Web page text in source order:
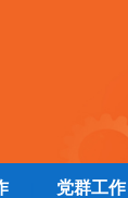
党群工作